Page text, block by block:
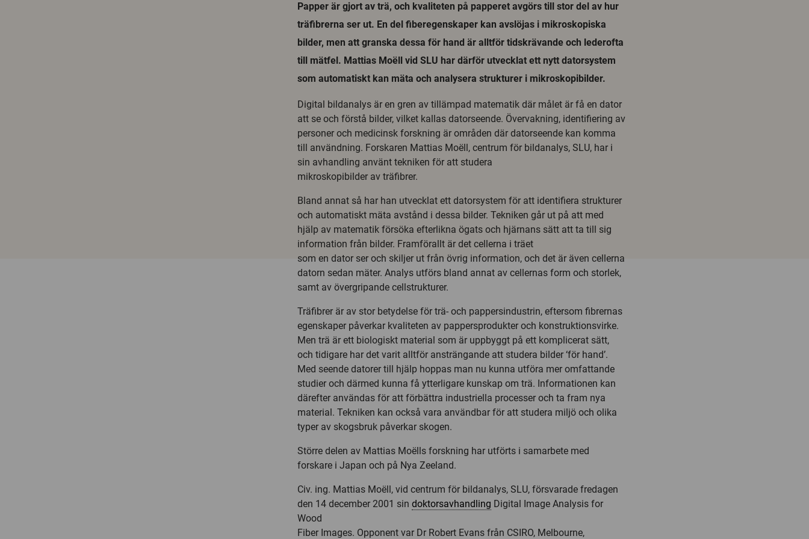
Papper är gjort av trä, och kvaliteten på papperet avgörs till stor del av hur
träfibrerna ser ut. En del fiberegenskaper kan avslöjas i mikroskopiska
bilder, men att granska dessa för hand är alltför tidskrävande och lederofta
till mätfel. Mattias Moëll vid SLU har därför utvecklat ett nytt datorsystem
som automatiskt kan mäta och analysera strukturer i mikroskopibilder.
Digital bildanalys är en gren av tillämpad matematik där målet är få en dator
att se och förstå bilder, vilket kallas datorseende. Övervakning, identifiering av
personer och medicinsk forskning är områden där datorseende kan komma
till användning. Forskaren Mattias Moëll, centrum för bildanalys, SLU, har i
sin avhandling använt tekniken för att studera
mikroskopibilder av träfibrer.
Bland annat så har han utvecklat ett datorsystem för att identifiera strukturer
och automatiskt mäta avstånd i dessa bilder. Tekniken går ut på att med
hjälp av matematik försöka efterlikna ögats och hjärnans sätt att ta till sig
information från bilder. Framförallt är det cellerna i träet
som en dator ser och skiljer ut från övrig information, och det är även cellerna
datorn sedan mäter. Analys utförs bland annat av cellernas form och storlek,
samt av övergripande cellstrukturer.
Träfibrer är av stor betydelse för trä- och pappersindustrin, eftersom fibrernas
egenskaper påverkar kvaliteten av pappersprodukter och konstruktionsvirke.
Men trä är ett biologiskt material som är uppbyggt på ett komplicerat sätt,
och tidigare har det varit alltför ansträngande att studera bilder ‘för hand’.
Med seende datorer till hjälp hoppas man nu kunna utföra mer omfattande
studier och därmed kunna få ytterligare kunskap om trä. Informationen kan
därefter användas för att förbättra industriella processer och ta fram nya
material. Tekniken kan också vara användbar för att studera miljö och olika
typer av skogsbruk påverkar skogen.
Större delen av Mattias Moëlls forskning har utförts i samarbete med
forskare i Japan och på Nya Zeeland.
Civ. ing. Mattias Moëll, vid centrum för bildanalys, SLU, försvarade fredagen
den 14 december 2001 sin doktorsavhandling Digital Image Analysis for
Wood
Fiber Images. Opponent var Dr Robert Evans från CSIRO, Melbourne,